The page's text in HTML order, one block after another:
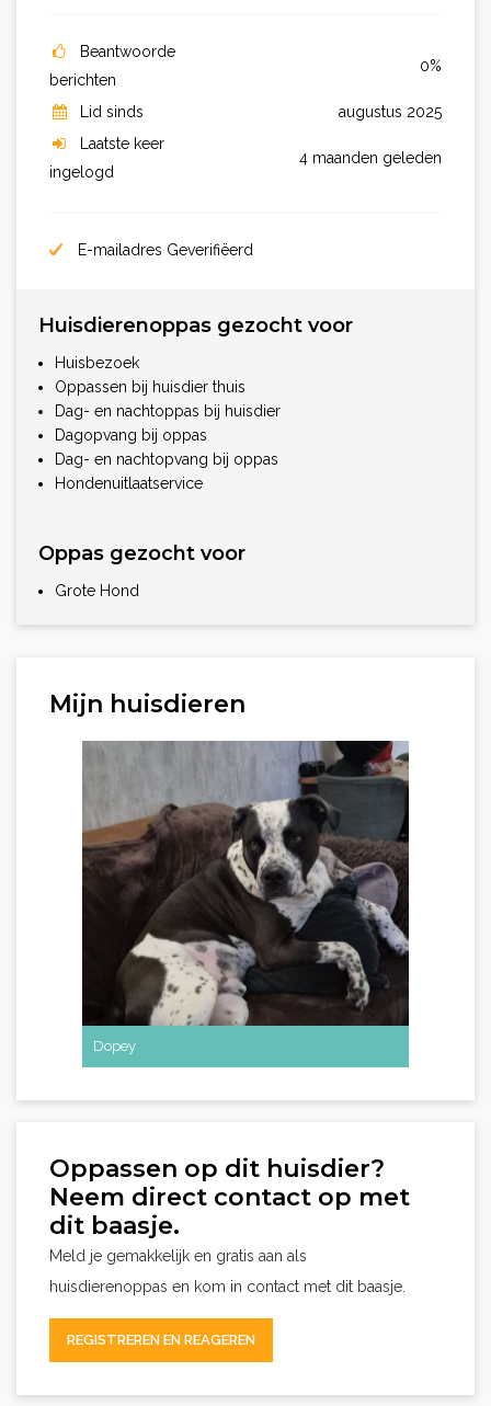
Beantwoorde
berichten
0%
Lid sinds
augustus 2025
Laatste keer
ingelogd
4 maanden geleden
E-mailadres Geverifiëerd
Huisdierenoppas gezocht voor
Huisbezoek
Oppassen bij huisdier thuis
Dag- en nachtoppas bij huisdier
Dagopvang bij oppas
Dag- en nachtopvang bij oppas
Hondenuitlaatservice
Oppas gezocht voor
Grote Hond
Mijn huisdieren
Dopey
Oppassen op dit huisdier?
Neem direct contact op met
dit baasje.
Meld je gemakkelijk en gratis aan als
huisdierenoppas en kom in contact met dit baasje.
REGISTREREN EN REAGEREN